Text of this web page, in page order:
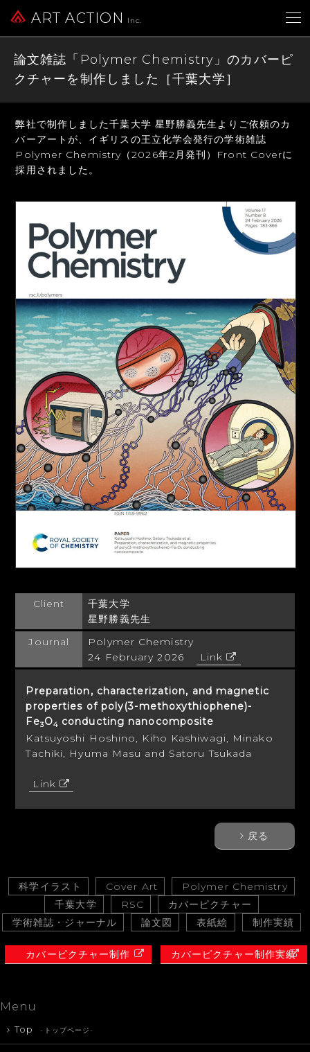
ART ACTION Inc.
論文雑誌「Polymer Chemistry」のカバーピ
クチャーを制作しました［千葉大学］
弊社で制作しました千葉大学 星野勝義先生よりご依頼のカ
バーアートが、 イギリスの王立化学会発行の学術雑誌
Polymer Chemistry（2026年2月発刊） Front Coverに
採用されました。
Client
千葉大学
星野勝義先生
Journal
Polymer Chemistry
24 February 2026
Link
Preparation, characterization, and magnetic
properties of poly(3-methoxythiophene)-
Fe3O4 conducting nanocomposite
Katsuyoshi Hoshino, Kiho Kashiwagi, Minako
Tachiki, Hyuma Masu and Satoru Tsukada
Link
戻る
科学イラスト Cover Art
Polymer Chemistry
千葉大学
RSC
カバーピクチャー
学術雑誌・ジャーナル
論文図 表紙絵 制作実績
カバーピクチャー制作 カバーピクチャー制作実績
Menu
Top -トップページ-